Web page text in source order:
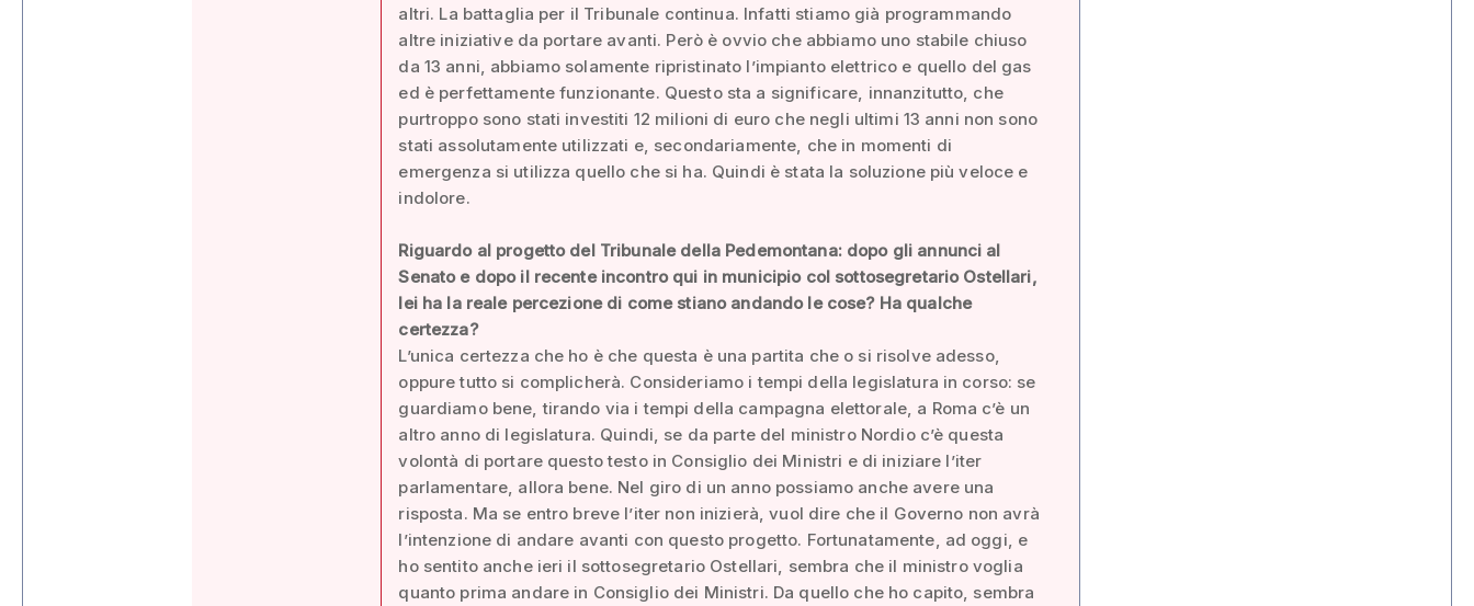
altri. La battaglia per il Tribunale continua. Infatti stiamo già programmando
altre iniziative da portare avanti. Però è ovvio che abbiamo uno stabile chiuso
da 13 anni, abbiamo solamente ripristinato l’impianto elettrico e quello del gas
ed è perfettamente funzionante. Questo sta a significare, innanzitutto, che
purtroppo sono stati investiti 12 milioni di euro che negli ultimi 13 anni non sono
stati assolutamente utilizzati e, secondariamente, che in momenti di
emergenza si utilizza quello che si ha. Quindi è stata la soluzione più veloce e
indolore.
Riguardo al progetto del Tribunale della Pedemontana: dopo gli annunci al
Senato e dopo il recente incontro qui in municipio col sottosegretario Ostellari,
lei ha la reale percezione di come stiano andando le cose? Ha qualche
certezza?
L’unica certezza che ho è che questa è una partita che o si risolve adesso,
oppure tutto si complicherà. Consideriamo i tempi della legislatura in corso: se
guardiamo bene, tirando via i tempi della campagna elettorale, a Roma c’è un
altro anno di legislatura. Quindi, se da parte del ministro Nordio c’è questa
volontà di portare questo testo in Consiglio dei Ministri e di iniziare l’iter
parlamentare, allora bene. Nel giro di un anno possiamo anche avere una
risposta. Ma se entro breve l’iter non inizierà, vuol dire che il Governo non avrà
l’intenzione di andare avanti con questo progetto. Fortunatamente, ad oggi, e
ho sentito anche ieri il sottosegretario Ostellari, sembra che il ministro voglia
quanto prima andare in Consiglio dei Ministri. Da quello che ho capito, sembra